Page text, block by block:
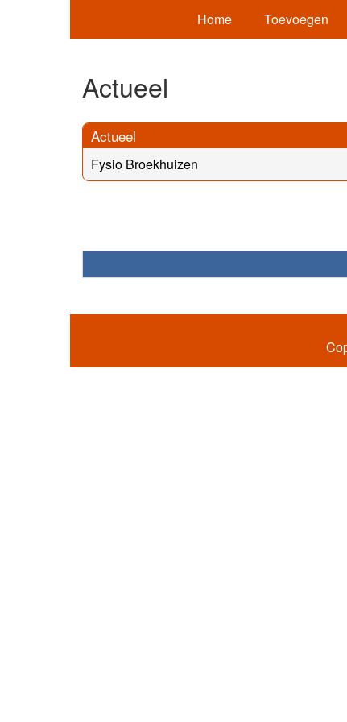
Home Toevoegen
Actueel
Actueel
Fysio Broekhuizen